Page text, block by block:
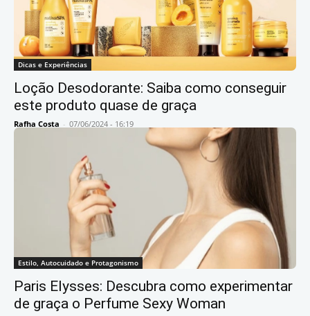
Dicas e Experiências
Loção Desodorante: Saiba como conseguir
este produto quase de graça
Rafha Costa - 07/06/2024 - 16:19
Estilo, Autocuidado e Protagonismo
Paris Elysses: Descubra como experimentar
de graça o Perfume Sexy Woman